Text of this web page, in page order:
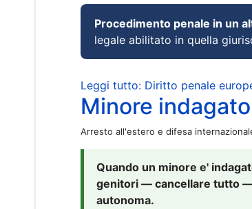
Procedimento penale in un
legale abilitato in quella
Leggi tutto: Diritto penale
Minore
Arresto all'estero e difesa
Quando un minore e'
genitori — cancellare tutto —
autonoma.